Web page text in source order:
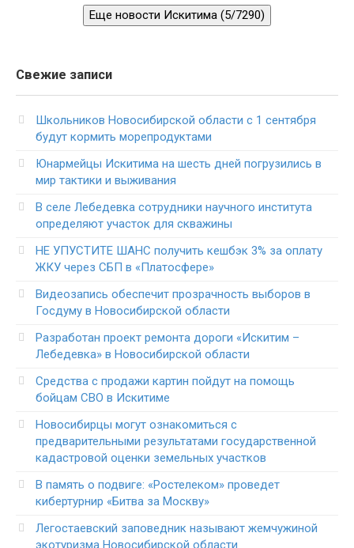
Еще новости Искитима (5/7290)
Свежие записи
Школьников Новосибирской области с 1 сентября
будут кормить морепродуктами
Юнармейцы Искитима на шесть дней погрузились в
мир тактики и выживания
В селе Лебедевка сотрудники научного института
определяют участок для скважины
НЕ УПУСТИТЕ ШАНС получить кешбэк 3% за оплату
ЖКУ через СБП в «Платосфере»
Видеозапись обеспечит прозрачность выборов в
Госдуму в Новосибирской области
Разработан проект ремонта дороги «Искитим –
Лебедевка» в Новосибирской области
Средства с продажи картин пойдут на помощь
бойцам СВО в Искитиме
Новосибирцы могут ознакомиться с
предварительными результатами государственной
кадастровой оценки земельных участков
В память о подвиге: «Ростелеком» проведет
кибертурнир «Битва за Москву»
Легостаевский заповедник называют жемчужиной
экотуризма Новосибирской области